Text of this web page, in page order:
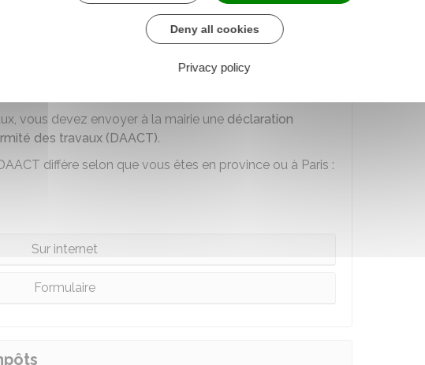
vous devez envoyer à la mairie une déclaration
des travaux (DAACT).
diffère selon que vous êtes en province ou à Paris :
Sur internet
Formulaire
Deny all cookies
Privacy policy